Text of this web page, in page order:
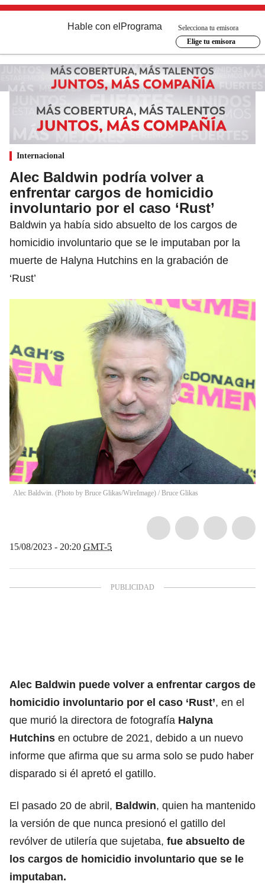
Hable con el Programa
Selecciona tu emisora
Elige tu emisora
Internacional
Alec Baldwin podría volver a
enfrentar cargos de homicidio
involuntario por el caso ‘Rust’
Baldwin ya había sido absuelto de los cargos de
homicidio involuntario que se le imputaban por la
muerte de Halyna Hutchins en la grabación de
‘Rust’
Alec Baldwin. (Photo by Bruce Glikas/WireImage) / Bruce Glikas
15/08/2023 - 20:20 GMT-5
Alec Baldwin puede volver a enfrentar cargos de
homicidio involuntario por el caso ‘Rust’, en el
que murió la directora de fotografía Halyna
Hutchins en octubre de 2021, debido a un nuevo
informe que afirma que su arma solo se pudo haber
disparado si él apretó el gatillo.
El pasado 20 de abril, Baldwin, quien ha mantenido
la versión de que nunca presionó el gatillo del
revólver de utilería que sujetaba, fue absuelto de
los cargos de homicidio involuntario que se le
imputaban.